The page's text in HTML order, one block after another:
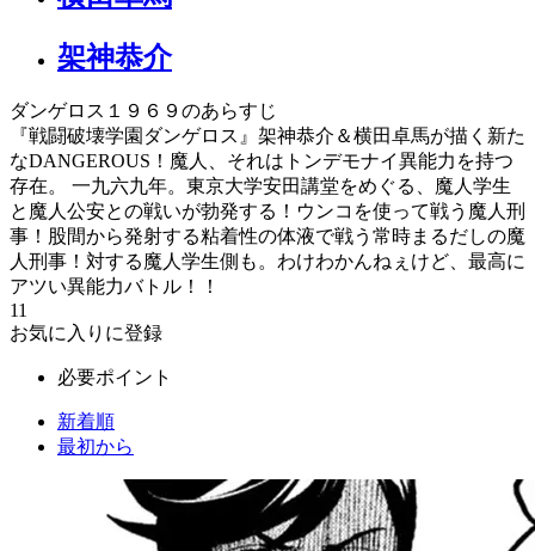
架神恭介
ダンゲロス１９６９のあらすじ
『戦闘破壊学園ダンゲロス』架神恭介＆横田卓馬が描く新た
なDANGEROUS！魔人、それはトンデモナイ異能力を持つ
存在。 一九六九年。東京大学安田講堂をめぐる、魔人学生
と魔人公安との戦いが勃発する！ウンコを使って戦う魔人刑
事！股間から発射する粘着性の体液で戦う常時まるだしの魔
人刑事！対する魔人学生側も。わけわかんねぇけど、最高に
アツい異能力バトル！！
11
お気に入りに登録
必要ポイント
新着順
最初から